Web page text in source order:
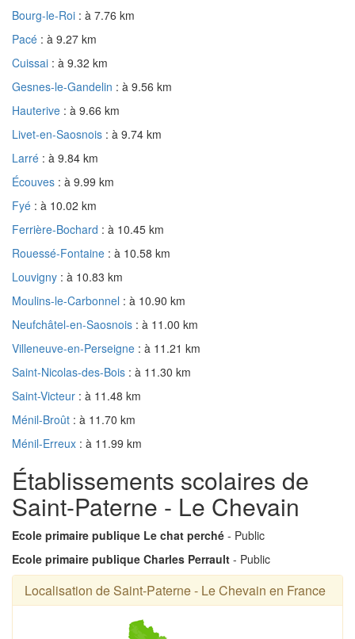
Bourg-le-Roi : à 7.76 km
Pacé : à 9.27 km
Cuissai : à 9.32 km
Gesnes-le-Gandelin : à 9.56 km
Hauterive : à 9.66 km
Livet-en-Saosnois : à 9.74 km
Larré : à 9.84 km
Écouves : à 9.99 km
Fyé : à 10.02 km
Ferrière-Bochard : à 10.45 km
Rouessé-Fontaine : à 10.58 km
Louvigny : à 10.83 km
Moulins-le-Carbonnel : à 10.90 km
Neufchâtel-en-Saosnois : à 11.00 km
Villeneuve-en-Perseigne : à 11.21 km
Saint-Nicolas-des-Bois : à 11.30 km
Saint-Victeur : à 11.48 km
Ménil-Broût : à 11.70 km
Ménil-Erreux : à 11.99 km
Établissements scolaires de
Saint-Paterne - Le Chevain
Ecole primaire publique Le chat perché - Public
Ecole primaire publique Charles Perrault - Public
Localisation de Saint-Paterne - Le Chevain en France